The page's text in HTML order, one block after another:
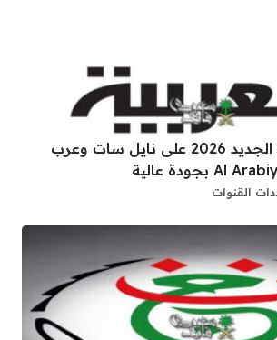
تردد قناة العربية الجديد 2026 على نايل سات وعرب
القنوات